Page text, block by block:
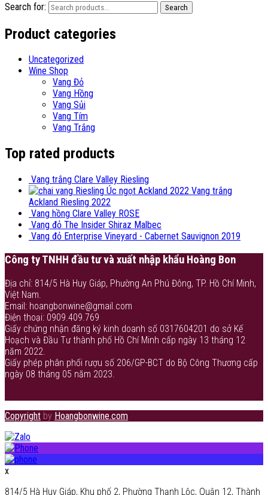
Search for: Search
Product categories
Uncategorized
Wine Shop
Vang Đỏ
Vang Hồng
Vang Sủi
Vang Tím
Vang Trắng
Top rated products
Vang trắng Clare Valley Riesling
Vang trắng
Ackland Riesling 2022
Vang hồng Clare Valley ROSE
Vang đỏ The Insider Shiraz Malbec
Vang đỏ Enterprise Vineyard - Cabernet Sauvignon 2019
Công ty TNHH đầu tư và xuất nhập khẩu Hoàng Bon
Địa chỉ: 814/5 Hà Huy Giáp, Phường An Phú Đông, TP. Hồ Chí Minh,
Việt Nam.
Email: hoangbonwine@gmail.com
Điện thoại: 0909.409.769
Giấy chứng nhận đăng ký kinh doanh số 0317604201 do sở Kế
Hoạch và Đầu Tư thành phố Hồ Chí Minh cấp ngày 13 tháng 12
năm 2022.
Giấy phép phân phối rượu số 206/GP-BCT do Bộ Công Thương cấp
ngày 08 tháng 05 năm 2023.
Copyright by Hoangbonwine.com
x
814/5 Hà Huy Giáp, Khu phố 2, Phường Thạnh Lộc, Quận 12, Thành